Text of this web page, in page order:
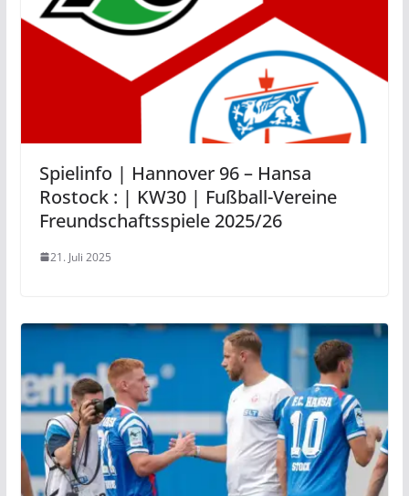
Spielinfo | Hannover 96 – Hansa
Rostock : | KW30 | Fußball-Vereine
Freundschaftsspiele 2025/26
21. Juli 2025